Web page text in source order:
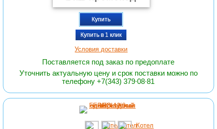
Купить
Купить в 1 клик
Условия доставки
Поставляется под заказ по предоплате
Уточнить актуальную цену и срок поставки можно по
телефону +7(343) 379∙08∙81